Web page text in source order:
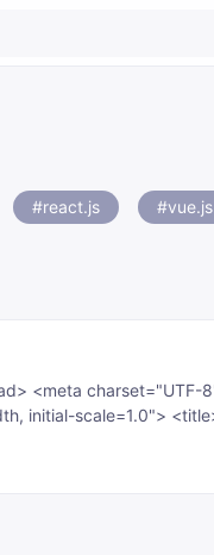
#react.js #vue.js
<title>文档图片替换处理